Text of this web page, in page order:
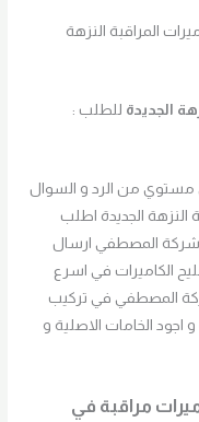
المراقبة النزهة
الجديدة للطلب :
مستوي من الرد و السوال
الجديدة اطلب
: 01024856600 .. يقدم شركة المصطفي ارسال
الكاميرات في اسرع
المصطفي في تركيب
الخامات الاصلية و
مراقبة في